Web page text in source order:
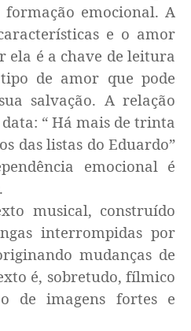
emocional. A
e o amor
ela é a chave de leitura
de amor que pode
salvação. A relação
“ Há mais de trinta
das listas do Eduardo”
emocional é
musical, construído
interrompidas por
mudanças de
é, sobretudo, fílmico
de imagens fortes e